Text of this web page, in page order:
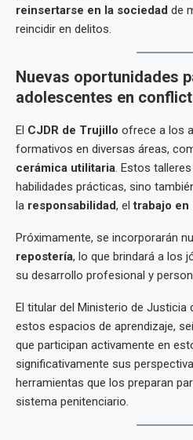
reinsertarse en la sociedad de
reincidir en delitos.
Nuevas oportunidades
adolescentes en
El CJDR de Trujillo ofrece a los
formativos en diversas áreas,
cerámica utilitaria. Estos
habilidades prácticas, sino
la responsabilidad, eltrabajo en
Próximamente, se incorporarán
repostería, lo que brindará a los
su desarrollo profesional y
El titular del Ministerio de Justicia
estos espacios de aprendizaje,
que participan activamente en
significativamente sus
herramientas que los preparan
sistema penitenciario.